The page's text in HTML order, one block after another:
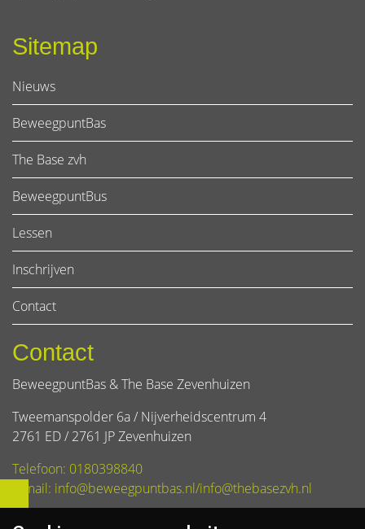
Sitemap
Nieuws
BeweegpuntBas
The Base zvh
BeweegpuntBus
Lessen
Inschrijven
Contact
Contact
BeweegpuntBas & The Base Zevenhuizen
Tweemanspolder 6a / Nijverheidscentrum 4
2761 ED / 2761 JP Zevenhuizen
Telefoon: 0180398840
E-mail: info@beweegpuntbas.nl/info@thebasezvh.nl